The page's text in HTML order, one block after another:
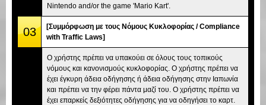
Nintendo and/or the game 'Mario Kart'.
03
[Συμμόρφωση με τους Νόμους Κυκλοφορίας / Compliance
with Traffic Laws]
Ο χρήστης πρέπει να υπακούει σε όλους τους τοπικούς
νόμους και κανονισμούς κυκλοφορίας. Ο χρήστης πρέπει να
έχει έγκυρη άδεια οδήγησης ή άδεια οδήγησης στην Ιαπωνία
και πρέπει να την φέρει πάντα μαζί του. Ο χρήστης πρέπει να
έχει επαρκείς δεξιότητες οδήγησης για να οδηγήσει το καρτ.